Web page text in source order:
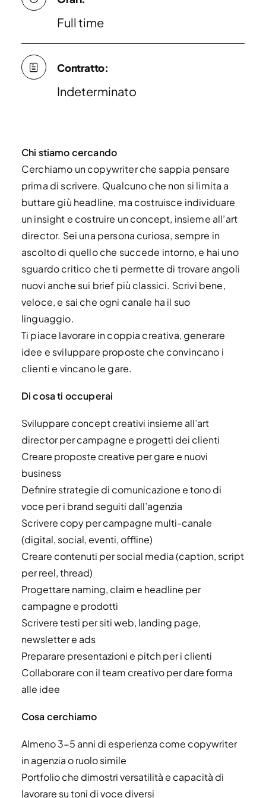
Full time
Contratto:
Indeterminato
Chi stiamo cercando
Cerchiamo un copywriter che sappia pensare
prima di scrivere. Qualcuno che non si limita a
buttare giù headline, ma costruisce individuare
un insight e costruire un concept, insieme all’art
director. Sei una persona curiosa, sempre in
ascolto di quello che succede intorno, e hai uno
sguardo critico che ti permette di trovare angoli
nuovi anche sui brief più classici. Scrivi bene,
veloce, e sai che ogni canale ha il suo
linguaggio.
Ti piace lavorare in coppia creativa, generare
idee e sviluppare proposte che convincano i
clienti e vincano le gare.
Di cosa ti occuperai
Sviluppare concept creativi insieme all’art
director per campagne e progetti dei clienti
Creare proposte creative per gare e nuovi
business
Definire strategie di comunicazione e tono di
voce per i brand seguiti dall’agenzia
Scrivere copy per campagne multi-canale
(digital, social, eventi, offline)
Creare contenuti per social media (caption, script
per reel, thread)
Progettare naming, claim e headline per
campagne e prodotti
Scrivere testi per siti web, landing page,
newsletter e ads
Preparare presentazioni e pitch per i clienti
Collaborare con il team creativo per dare forma
alle idee
Cosa cerchiamo
Almeno 3-5 anni di esperienza come copywriter
in agenzia o ruolo simile
Portfolio che dimostri versatilità e capacità di
lavorare su toni di voce diversi